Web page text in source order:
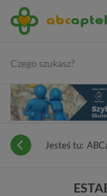
Jesteś tu: